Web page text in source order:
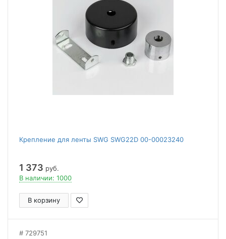
Крепление для ленты SWG SWG22D 00-00023240
1 373 руб.
В наличии: 1000
В корзину
729751